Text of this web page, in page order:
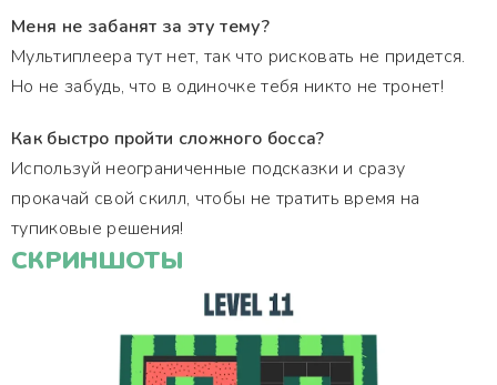
Меня не забанят за эту тему?
Мультиплеера тут нет, так что рисковать не придется.
Но не забудь, что в одиночке тебя никто не тронет!
Как быстро пройти сложного босса?
Используй неограниченные подсказки и сразу
прокачай свой скилл, чтобы не тратить время на
тупиковые решения!
СКРИНШОТЫ